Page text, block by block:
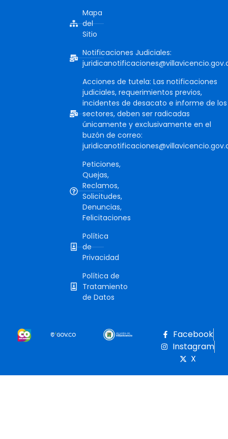
Mapa
del
Sitio
Notificaciones Judiciales:
Acciones de tutela: Las notificaciones
judiciales, requerimientos previos,
incidentes de desacato e informe de los
sectores, deben ser radicadas
únicamente y exclusivamente en el
buzón de correo:
Peticiones,
Quejas,
Reclamos,
Solicitudes,
Denuncias,
Felicitaciones
Política
de
Privacidad
Política de
Tratamiento
de Datos
Facebook
Instagram
X